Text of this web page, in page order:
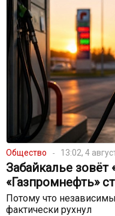
Общество 13:02, 4
Забайкалье зовёт
«Газпромнефть»
Потому что
фактически рухнул